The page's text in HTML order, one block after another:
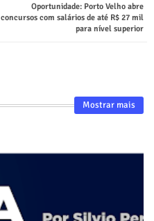
Oportunidade: Porto Velho abre
concursos com salários de até R$ 27 mil
para nível superior
Mostrar mais